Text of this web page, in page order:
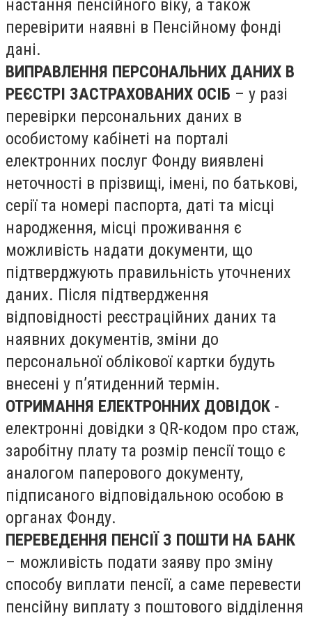
настання пенсійного віку, а також
перевірити наявні в Пенсійному фонді
дані.
ВИПРАВЛЕННЯ ПЕРСОНАЛЬНИХ ДАНИХ В
РЕЄСТРІ ЗАСТРАХОВАНИХ ОСІБ – у разі
перевірки персональних даних в
особистому кабінеті на порталі
електронних послуг Фонду виявлені
неточності в прізвищі, імені, по батькові,
серії та номері паспорта, даті та місці
народження, місці проживання є
можливість надати документи, що
підтверджують правильність уточнених
даних. Після підтвердження
відповідності реєстраційних даних та
наявних документів, зміни до
персональної облікової картки будуть
внесені у п’ятиденний термін.
ОТРИМАННЯ ЕЛЕКТРОННИХ ДОВІДОК -
електронні довідки з QR-кодом про стаж,
заробітну плату та розмір пенсії тощо є
аналогом паперового документу,
підписаного відповідальною особою в
органах Фонду.
ПЕРЕВЕДЕННЯ ПЕНСІЇ З ПОШТИ НА БАНК
– можливість подати заяву про зміну
способу виплати пенсії, а саме перевести
пенсійну виплату з поштового відділення